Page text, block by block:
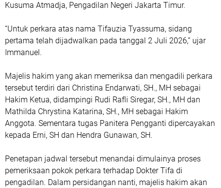
Kusuma Atmadja, Pengadilan Negeri Jakarta Timur.
“Untuk perkara atas nama Tifauzia Tyassuma, sidang
pertama telah dijadwalkan pada tanggal 2 Juli 2026,” ujar
Immanuel.
Majelis hakim yang akan memeriksa dan mengadili perkara
tersebut terdiri dari Christina Endarwati, SH., MH sebagai
Hakim Ketua, didampingi Rudi Rafli Siregar, SH., MH dan
Mathilda Chrystina Katarina, SH., MH sebagai Hakim
Anggota. Sementara tugas Panitera Pengganti dipercayakan
kepada Erni, SH dan Hendra Gunawan, SH.
Penetapan jadwal tersebut menandai dimulainya proses
pemeriksaan pokok perkara terhadap Dokter Tifa di
pengadilan. Dalam persidangan nanti, majelis hakim akan